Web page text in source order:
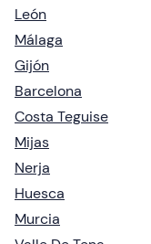
León
Málaga
Gijón
Barcelona
Costa Teguise
Mijas
Nerja
Huesca
Murcia